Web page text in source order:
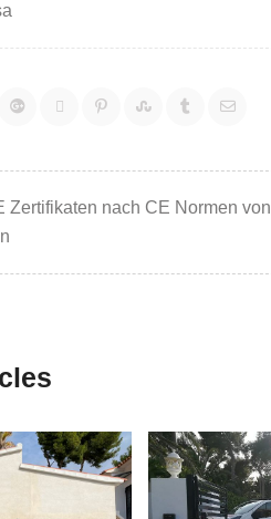
Zertifikaten nach CE Normen von